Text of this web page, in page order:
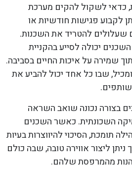
כדאי לשקול להקים מערכת
לקבוע פגישות חודשיות או
שעלולים להטריד את השכנות.
יכולה לסייע בהקניית
שמירה על איכות החיים בסביבה.
שבו כל אחד יכול להביע את
בצורה נכונה שואב השראה
השכונתית. כאשר השכנים
תומכת, הסיכוי להיווצרות בעיות
ליצור אווירה טובה, שבה כולם
מהמרפסת שלהם.